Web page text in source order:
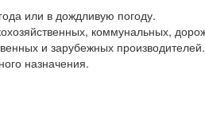
или в дождливую погоду.
коммунальных,
и зарубежных производителей.
назначения.